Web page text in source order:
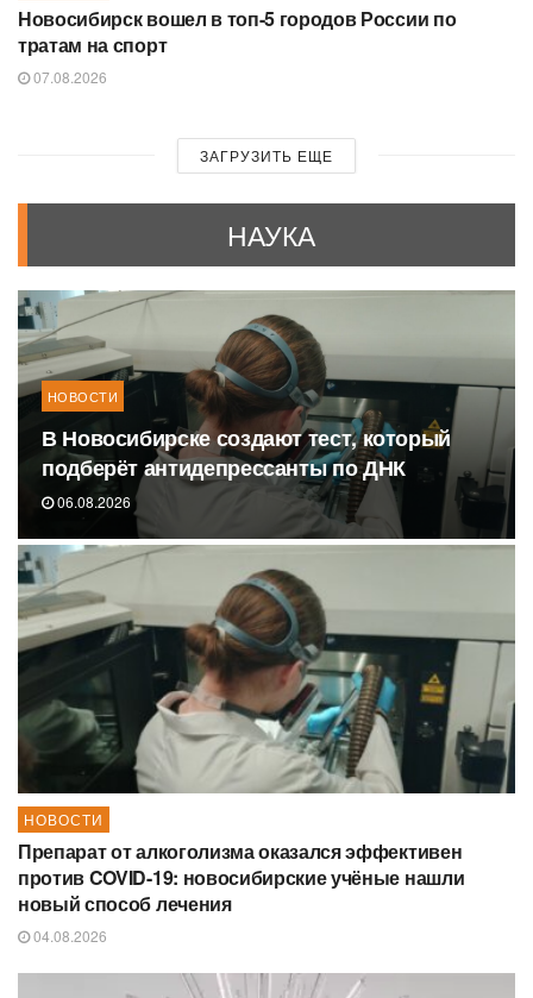
Новосибирск вошел в топ-5 городов России по
тратам на спорт
07.08.2026
ЗАГРУЗИТЬ ЕЩЕ
НАУКА
НОВОСТИ
В Новосибирске создают тест, который
подберёт антидепрессанты по ДНК
06.08.2026
НОВОСТИ
Препарат от алкоголизма оказался эффективен
против COVID-19: новосибирские учёные нашли
новый способ лечения
04.08.2026